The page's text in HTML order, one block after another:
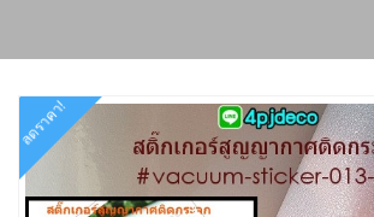
ลดราคา!